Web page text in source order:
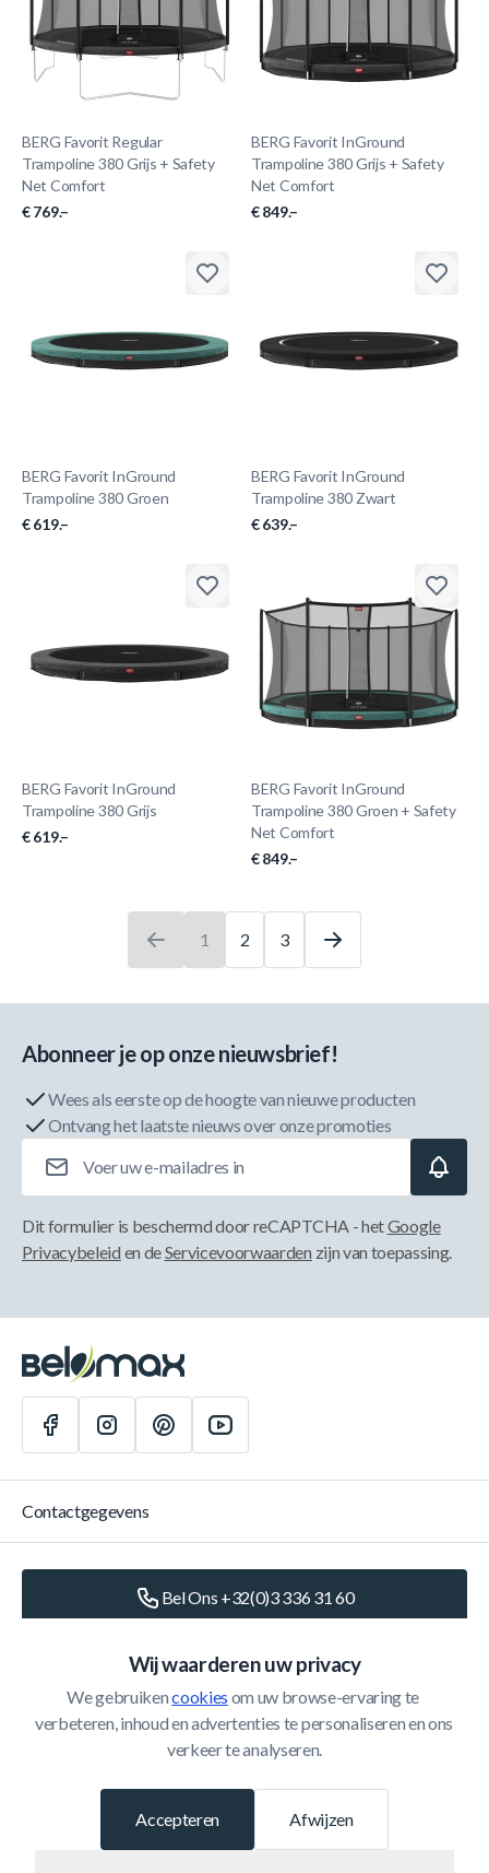
BERG Favorit Regular
Trampoline 380 Grijs + Safety
Net Comfort
€ 769.–
BERG Favorit InGround
Trampoline 380 Grijs + Safety
Net Comfort
€ 849.–
BERG Favorit InGround
Trampoline 380 Groen
€ 619.–
BERG Favorit InGround
Trampoline 380 Zwart
€ 639.–
BERG Favorit InGround
Trampoline 380 Grijs
€ 619.–
BERG Favorit InGround
Trampoline 380 Groen + Safety
Net Comfort
€ 849.–
U leest momenteel pagina
1
Pagina
2
Pagina
3
Wij waarderen uw privacy
We gebruiken cookies om uw browse-ervaring te
verbeteren, inhoud en advertenties te personaliseren en ons
verkeer te analyseren.
Afwijzen
Accepteren
Abonneer je op onze nieuwsbrief!
Wees als eerste op de hoogte van nieuwe producten
Ontvang het laatste nieuws over onze promoties
Dit formulier is beschermd door reCAPTCHA - hetGoogle
Privacybeleid en deServicevoorwaarden zijn van toepassing.
Categorieën
Contactgegevens
Bel Ons +32(0)3 336 31 60
Schrijf Ons info@belomax.com
Routebeschrijving naar de Belomax